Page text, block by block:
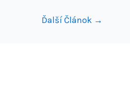
Ďalší Článok →